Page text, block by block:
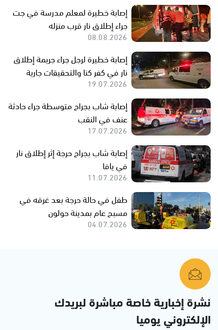
إصابة خطيرة لمعلم مدرسة في جت
جراء إطلاق نار قرب منزله
08.08.2026
إصابة خطيرة لرجل جراء جريمة إطلاق
نار في كفر كنا والتحقيقات جارية
19.07.2026
إصابة شاب بجراح متوسطة جراء حادثة
عنف في النقب
17.07.2026
إصابة شاب بجراح حرجة إثر إطلاق نار
في يافا
11.07.2026
طفل في حالة حرجة بعد غرقه في
مسبح عام بمدينة حولون
04.07.2026
نشرة إخبارية خاصة مباشرة لبريدك
الإلكتروني يوميا